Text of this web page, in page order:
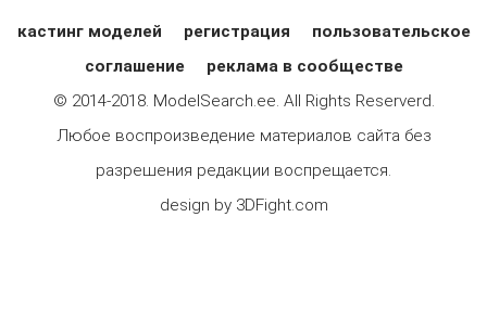
кастинг моделей регистрация
пользовательское
соглашение
реклама в сообществе
© 2014-2018. ModelSearch.ee. All Rights Reserverd.
Любое воспроизведение материалов сайта без
разрешения редакции воспрещается.
design by 3DFight.com